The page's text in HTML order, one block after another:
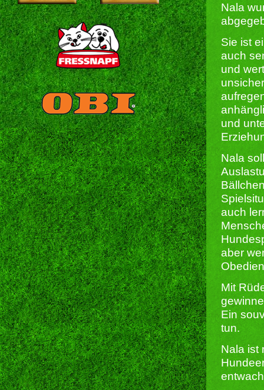
Nala
Sie ist
auch
und
und
Nala
auch
aber
Mit
Ein
tun.
Nala ist